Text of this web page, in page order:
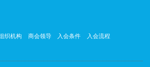
织机构 商会领导 入会条件
入会流程